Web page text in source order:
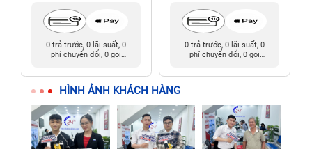
0 trả trước, 0 lãi suất, 0
phí chuyển đổi, 0 gọi
0 trả trước, 0 lãi suất, 0
phí chuyển đổi, 0 gọi
HÌNH ẢNH KHÁCH HÀNG